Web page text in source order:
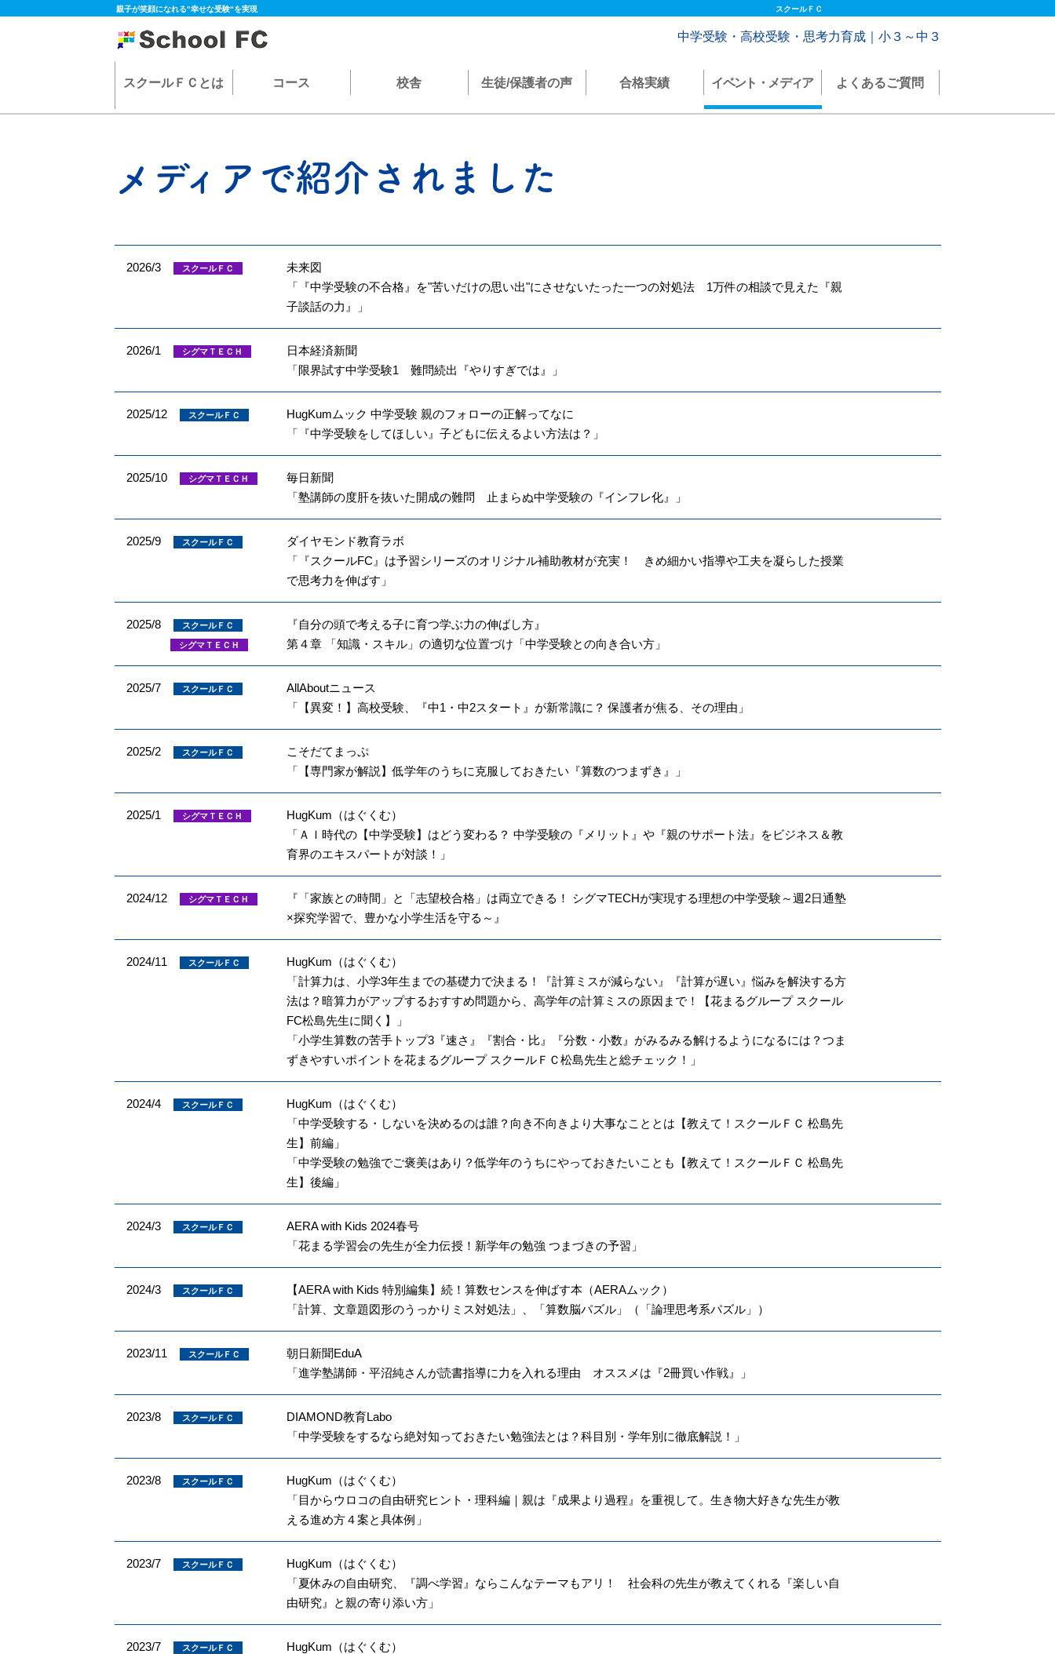
親子が笑顔になれる"幸せな受験"を実現 スクールＦＣ
中学受験・高校受験・思考力育成｜小３～中３
スクールＦＣとは コース 校舎 生徒/保護者の声 合格実績 イベント・メディア よくあるご質問
メディアで紹介されました
2026/3 スクールＦＣ
未来図
「『中学受験の不合格』を"苦いだけの思い出"にさせないたった一つの対処法 1万件の相談で見えた『親
子談話の力』」
2026/1 シグマＴＥＣＨ
日本経済新聞
「限界試す中学受験1 難問続出『やりすぎでは』」
2025/12 スクールＦＣ
HugKumムック 中学受験 親のフォローの正解ってなに
「『中学受験をしてほしい』子どもに伝えるよい方法は？」
2025/10 シグマＴＥＣＨ
毎日新聞
「塾講師の度肝を抜いた開成の難問 止まらぬ中学受験の『インフレ化』」
2025/9 スクールＦＣ
ダイヤモンド教育ラボ
「『スクールFC』は予習シリーズのオリジナル補助教材が充実！ きめ細かい指導や工夫を凝らした授業
で思考力を伸ばす」
2025/8 スクールＦＣ
シグマＴＥＣＨ
『自分の頭で考える子に育つ学ぶ力の伸ばし方』
第４章 「知識・スキル」の適切な位置づけ「中学受験との向き合い方」
2025/7 スクールＦＣ
AllAboutニュース
「【異変！】高校受験、『中1・中2スタート』が新常識に？ 保護者が焦る、その理由」
2025/2 スクールＦＣ
こそだてまっぷ
「【専門家が解説】低学年のうちに克服しておきたい『算数のつまずき』」
2025/1 シグマＴＥＣＨ
HugKum（はぐくむ）
「ＡＩ時代の【中学受験】はどう変わる？ 中学受験の『メリット』や『親のサポート法』をビジネス＆教
育界のエキスパートが対談！」
2024/12 シグマＴＥＣＨ
『「家族との時間」と「志望校合格」は両立できる！ シグマTECHが実現する理想の中学受験～週2日通塾
×探究学習で、豊かな小学生活を守る～』
2024/11 スクールＦＣ
HugKum（はぐくむ）
「計算力は、小学3年生までの基礎力で決まる！『計算ミスが減らない』『計算が遅い』悩みを解決する方
法は？暗算力がアップするおすすめ問題から、高学年の計算ミスの原因まで！【花まるグループ スクール
FC松島先生に聞く】」
「小学生算数の苦手トップ3『速さ』『割合・比』『分数・小数』がみるみる解けるようになるには？つま
ずきやすいポイントを花まるグループ スクールＦＣ松島先生と総チェック！」
2024/4 スクールＦＣ
HugKum（はぐくむ）
「中学受験する・しないを決めるのは誰？向き不向きより大事なこととは【教えて！スクールＦＣ 松島先
生】前編」
「中学受験の勉強でご褒美はあり？低学年のうちにやっておきたいことも【教えて！スクールＦＣ 松島先
生】後編」
2024/3 スクールＦＣ
AERA with Kids 2024春号
「花まる学習会の先生が全力伝授！新学年の勉強 つまづきの予習」
2024/3 スクールＦＣ
【AERA with Kids 特別編集】続！算数センスを伸ばす本（AERAムック）
「計算、文章題図形のうっかりミス対処法」、「算数脳パズル」（「論理思考系パズル」）
2023/11 スクールＦＣ
朝日新聞EduA
「進学塾講師・平沼純さんが読書指導に力を入れる理由 オススメは『2冊買い作戦』」
2023/8 スクールＦＣ
DIAMOND教育Labo
「中学受験をするなら絶対知っておきたい勉強法とは？科目別・学年別に徹底解説！」
2023/8 スクールＦＣ
HugKum（はぐくむ）
「目からウロコの自由研究ヒント・理科編｜親は『成果より過程』を重視して。生き物大好きな先生が教
える進め方４案と具体例」
2023/7 スクールＦＣ
HugKum（はぐくむ）
「夏休みの自由研究、『調べ学習』ならこんなテーマもアリ！ 社会科の先生が教えてくれる『楽しい自
由研究』と親の寄り添い方」
2023/7 スクールＦＣ
HugKum（はぐくむ）